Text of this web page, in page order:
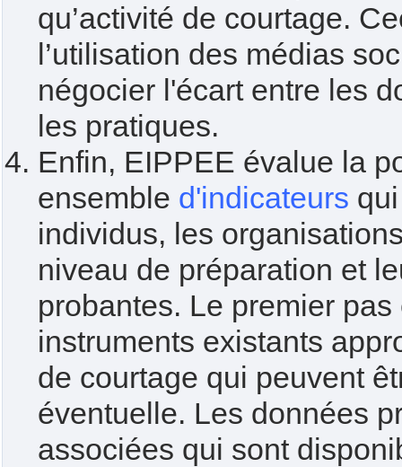
qu’activité de courtage.
l’utilisation des médias
négocier l'écart entre les
les pratiques.
Enfin, EIPPEE évalue la
ensemble d'indicateurs
individus, les
niveau de préparation et
probantes. Le premier pas
instruments existants
de courtage qui peuvent
éventuelle. Les données
associées qui sont